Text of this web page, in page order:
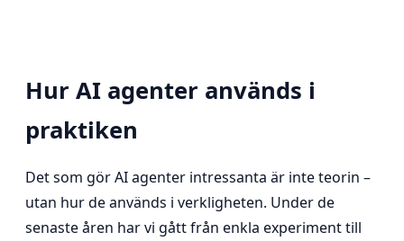
Hur AI agenter används i
praktiken
Det som gör AI agenter intressanta är inte teorin –
utan hur de används i verkligheten. Under de
senaste åren har vi gått från enkla experiment till